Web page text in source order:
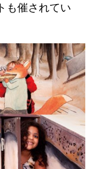
も催されてい